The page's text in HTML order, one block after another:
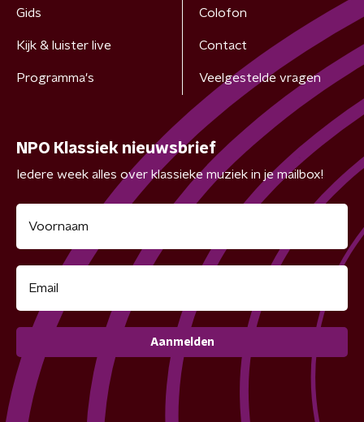
Gids
Kijk & luister live
Programma's
Colofon
Contact
Veelgestelde vragen
NPO Klassiek nieuwsbrief
Iedere week alles over klassieke muziek in je mailbox!
Aanmelden